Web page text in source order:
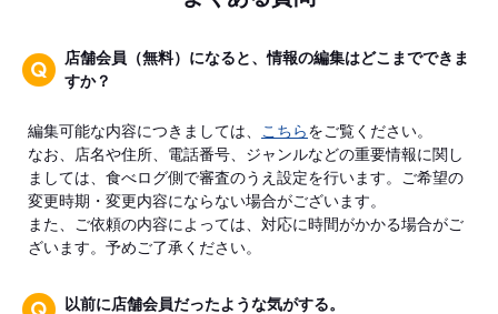
店舗会員（無料）になると、情報の編集はどこまでできま
すか？
編集可能な内容につきましては、 こちらをご覧ください。
なお、店名や住所、電話番号、ジャンルなどの重要情報に関し
ましては、食べログ側で審査のうえ設定を行います。ご希望の
変更時期・変更内容にならない場合がございます。
また、ご依頼の内容によっては、対応に時間がかかる場合がご
ざいます。予めご了承ください。
以前に店舗会員だったような気がする。